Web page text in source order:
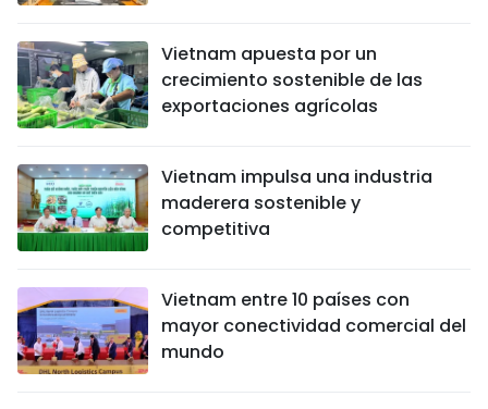
Vietnam apuesta por un
crecimiento sostenible de las
exportaciones agrícolas
Vietnam impulsa una industria
maderera sostenible y
competitiva
Vietnam entre 10 países con
mayor conectividad comercial del
mundo